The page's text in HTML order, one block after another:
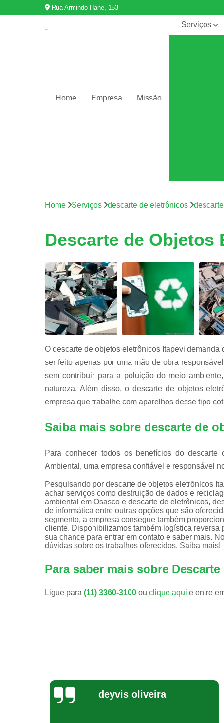
Rua Armindo Hane, 153
Home Empresa Missão
Serviços
de eletrônicos
informática
de placas
Reciclagens
de baterias
Home Serviços descarte de eletrônicos
Descarte de Objetos
O descarte de objetos eletrônicos Itapevi
ser feito apenas por uma mão de obra
sem contribuir para a poluição do meio
natureza. Além disso, o descarte de objetos
empresa que trabalhe com aparelhos desse tipo
Saiba mais sobre descarte de
Para conhecer todos os benefícios do
Ambiental, uma empresa confiável e responsável
Pesquisando por descarte de objetos eletrônicos
achar serviços como destruição de dados e
ambiental em Osasco e descarte de eletrônicos,
de informática entre outras opções que são
segmento, a empresa consegue também
cliente. Disponibilizamos também logística reversa
sua chance para entrar em contato e saber mais.
dúvidas sobre os trabalhos oferecidos. Saiba mais!
Para saber mais sobre
Ligue para (11) 3360-3100 ou clique aqui e entre
Jeovana Costa